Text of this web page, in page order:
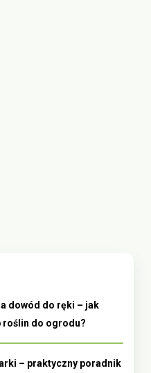
dowód do ręki – jak
roślin do ogrodu?
– praktyczny poradnik